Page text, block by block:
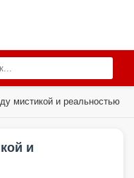
мистикой и реальностью
и